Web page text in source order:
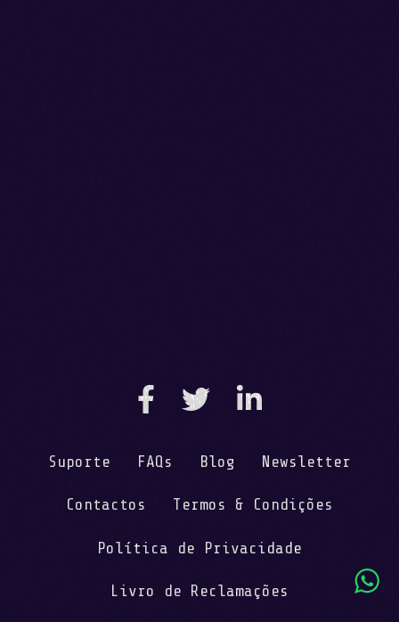
Suporte FAQs Blog Newsletter
Contactos Termos & Condições
Política de Privacidade
Livro de Reclamações